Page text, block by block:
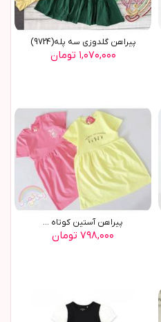
پیراهن گلدوزی سه پله(9724)
۱,۰۷۰,۰۰۰ تومان
پیراهن آستین کوتاه ...
۷۹۸,۰۰۰ تومان